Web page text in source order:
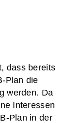
dass bereits
Plan die
werden. Da
Interessen
Plan in der